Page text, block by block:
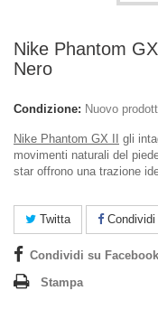
Nike Phantom
Nero
Condizione: Nuovo
Nike Phantom GX II
gli
movimenti naturali del
star offrono una trazione
Twitta Condividi
Condividi su
Stampa